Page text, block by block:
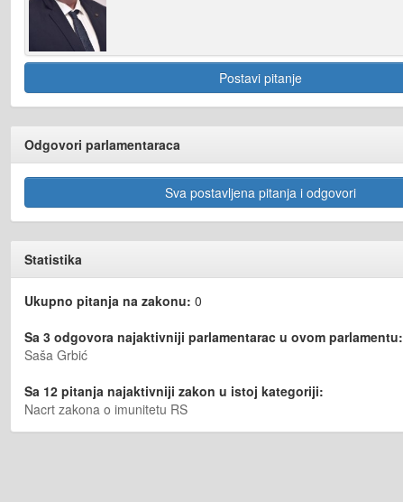
Postavi pitanje
Odgovori parlamentaraca
Sva postavljena pitanja i odgovori
Statistika
Ukupno pitanja na zakonu: 0
Sa 3 odgovora najaktivniji parlamentarac u ovom parlamentu:
Saša Grbić
Sa 12 pitanja najaktivniji zakon u istoj kategoriji:
Nacrt zakona o imunitetu RS